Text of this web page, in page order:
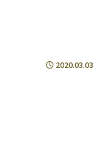
2020.03.03